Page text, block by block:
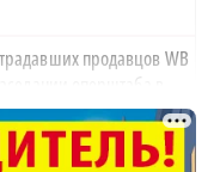
продавцов WB
оперштаба в